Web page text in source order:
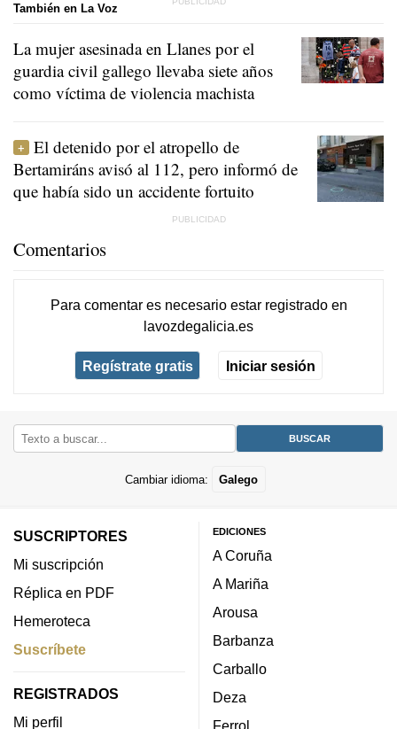
También en La Voz
La mujer asesinada en Llanes por el
guardia civil gallego llevaba siete años
como víctima de violencia machista
El detenido por el atropello de
Bertamiráns avisó al 112, pero informó de
que había sido un accidente fortuito
Comentarios
Para comentar es necesario estar registradoen
lavozdegalicia.es
Regístrate gratis Iniciar sesión
Cambiar idioma: Galego
SUSCRIPTORES
Mi suscripción
Réplica en PDF
Hemeroteca
Suscríbete
REGISTRADOS
Mi perfil
EDICIONES
A Coruña
A Mariña
Arousa
Barbanza
Carballo
Deza